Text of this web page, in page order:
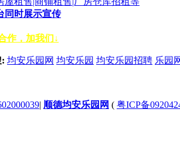
同时展示宣传
作，加我们↓
: 均安乐园网 均安乐园 均安乐园招聘 乐园
| 顺德均安乐园网 ( 粤ICP备